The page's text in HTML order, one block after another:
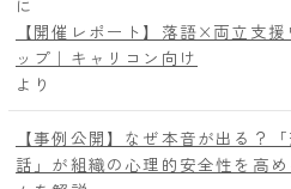
に
【開催レポート】落語×両立支援
ップ｜キャリコン向け
より
【事例公開】なぜ本音が出る？
話」が組織の心理的安全性を高